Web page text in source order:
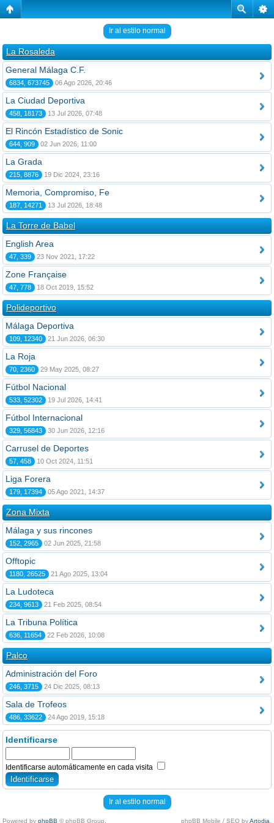
Ir al estilo normal
La Rosaleda
General Málaga C.F.
6834, 673745 06 Ago 2026, 20:46
La Ciudad Deportiva
458, 18173 13 Jul 2026, 07:48
El Rincón Estadístico de Sonic
644, 909 02 Jun 2026, 11:00
La Grada
215, 8876 19 Dic 2024, 23:16
Memoria, Compromiso, Fe
187, 14271 13 Jul 2026, 18:48
La Torre de Babel
English Area
47, 339 23 Nov 2021, 17:22
Zone Française
47, 778 18 Oct 2019, 15:52
Polideportivo
Málaga Deportiva
109, 12340 21 Jun 2026, 06:30
La Roja
70, 2360 29 May 2025, 08:27
Fútbol Nacional
533, 52302 19 Jul 2026, 14:41
Fútbol Internacional
329, 56843 30 Jun 2026, 12:16
Carrusel de Deportes
57, 458 10 Oct 2024, 11:51
Liga Forera
179, 17394 05 Ago 2021, 14:37
Zona Mixta
Málaga y sus rincones
152, 2965 02 Jun 2025, 21:58
Offtopic
1180, 26525 21 Ago 2025, 13:04
La Ludoteca
234, 9613 21 Feb 2025, 08:54
La Tribuna Política
636, 11654 22 Feb 2026, 10:08
Palco
Administración del Foro
246, 3715 24 Dic 2025, 08:13
Sala de Trofeos
486, 33622 24 Ago 2019, 15:18
Identificarse
Identificarse automáticamente en cada visita
Ir al estilo normal
Powered by phpBB © phpBB Group. phpBB Mobile / SEO byArtodia